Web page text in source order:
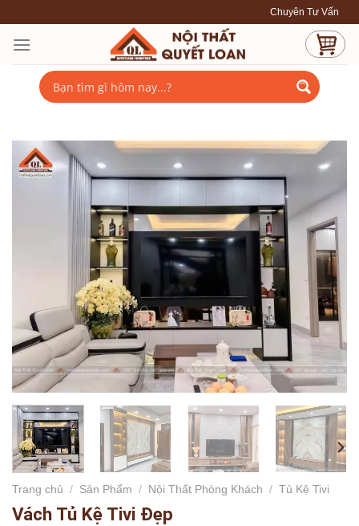
content
Chuyên Tư Vấn - Thiết Kế - Thi Công nội
Trang chủ / Sản Phẩm / Nội Thất Phòng Khách / Tủ Kệ Tivi
Vách Tủ Kệ Tivi Đẹp